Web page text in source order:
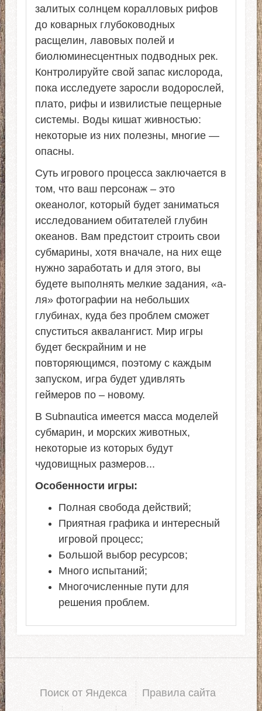
залитых солнцем коралловых рифов
до коварных глубоководных
расщелин, лавовых полей и
биолюминесцентных подводных рек.
Контролируйте свой запас кислорода,
пока исследуете заросли водорослей,
плато, рифы и извилистые пещерные
системы. Воды кишат живностью:
некоторые из них полезны, многие —
опасны.
Суть игрового процесса заключается в
том, что ваш персонаж – это
океанолог, который будет заниматься
исследованием обитателей глубин
океанов. Вам предстоит строить свои
субмарины, хотя вначале, на них еще
нужно заработать и для этого, вы
будете выполнять мелкие задания, «а-
ля» фотографии на небольших
глубинах, куда без проблем сможет
спуститься аквалангист. Мир игры
будет бескрайним и не
повторяющимся, поэтому с каждым
запуском, игра будет удивлять
геймеров по – новому.
В Subnautica имеется масса моделей
субмарин, и морских животных,
некоторые из которых будут
чудовищных размеров...
Особенности игры:
Полная свобода действий;
Приятная графика и интересный
игровой процесс;
Большой выбор ресурсов;
Много испытаний;
Многочисленные пути для
решения проблем.
Поиск от Яндекса Правила сайта